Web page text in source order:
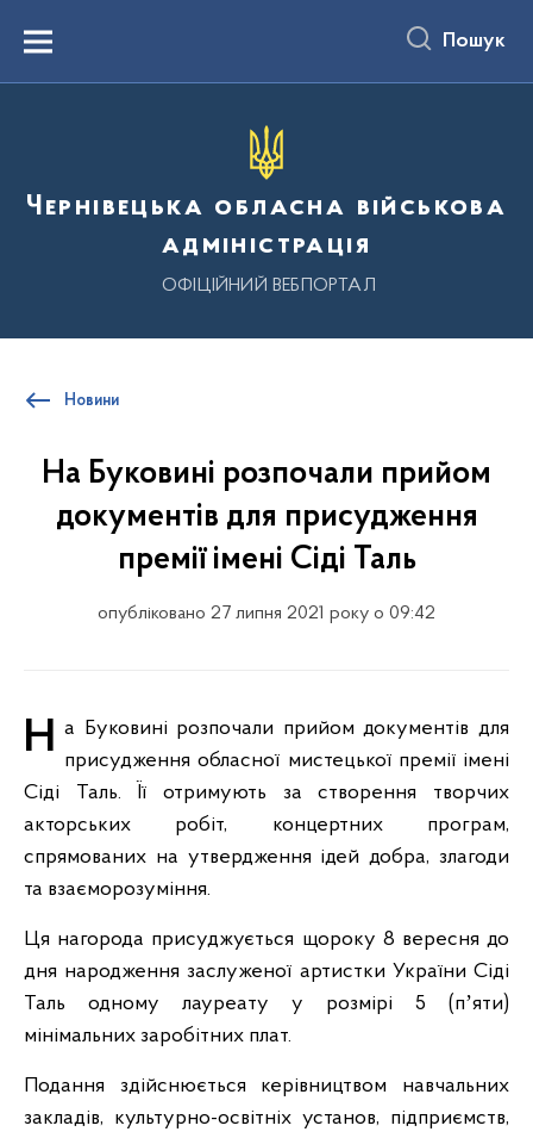
вмістуMenu Пошук
Чернівецька обласна військова
адміністрація
ОФІЦІЙНИЙ ВЕБПОРТАЛ
Новини
На Буковині розпочали прийом
документів для присудження
премії імені Сіді Таль
опубліковано 27 липня 2021 року о 09:42
На Буковині розпочали прийом документів для присудження обласної мистецької премії імені
Сіді Таль. Її отримують за створення творчих
акторських робіт, концертних програм,
спрямованих на утвердження ідей добра, злагоди
та взаєморозуміння.
Ця нагорода присуджується щороку 8 вересня до
дня народження заслуженої артистки України Сіді
Таль одному лауреату у розмірі 5 (пʼяти)
мінімальних заробітних плат.
Подання здійснюється керівництвом навчальних
закладів, культурно-освітніх установ, підприємств,